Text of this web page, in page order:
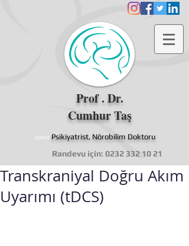
Prof . Dr.
Cumhur Taş
izmir Psikiyatrist, Nörobilim Doktoru
Randevu için: 0232 332 10 21
Transkraniyal Doğru Akım
Uyarımı (tDCS)